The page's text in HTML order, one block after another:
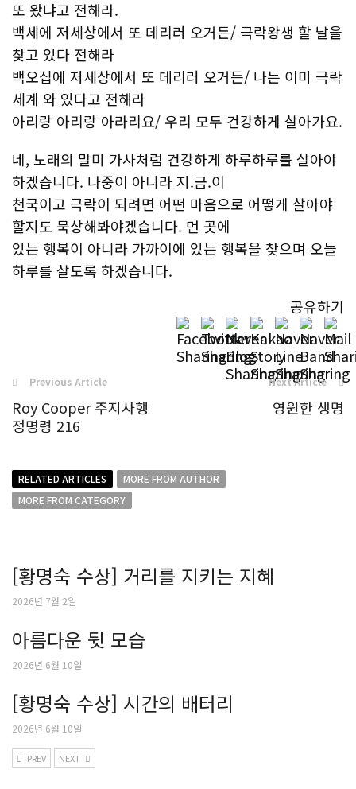
또 왔냐고 전해라.
백세에 저세상에서 또 데리러 오거든/ 극락왕생 할 날을
찾고 있다 전해라
백오십에 저세상에서 또 데리러 오거든/ 나는 이미 극락
세계 와 있다고 전해라
아리랑 아리랑 아라리요/ 우리 모두 건강하게 살아가요.
네, 노래의 말미 가사처럼 건강하게 하루하루를 살아야
하겠습니다. 나중이 아니라 지.금.이
천국이고 극락이 되려면 어떤 마음으로 어떻게 살아야
할지도 묵상해봐야겠습니다. 먼 곳에
있는 행복이 아니라 가까이에 있는 행복을 찾으며 오늘
하루를 살도록 하겠습니다.
공유하기
Previous Article
Roy Cooper 주지사행
정명령 216
Next Article
영원한 생명
RELATED ARTICLES
MORE FROM AUTHOR
MORE FROM CATEGORY
[황명숙 수상] 거리를 지키는 지혜
2026년 7월 2일
아름다운 뒷 모습
2026년 6월 10일
[황명숙 수상] 시간의 배터리
2026년 6월 10일
PREV NEXT